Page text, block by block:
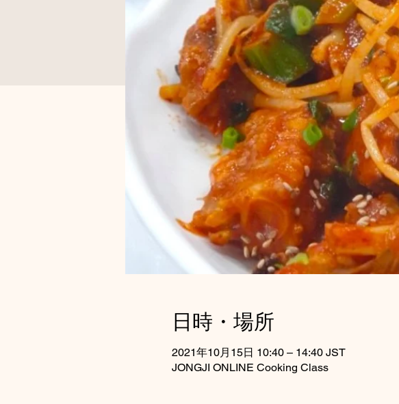
日時・場所
2021年10月15日 10:40 – 14:40 JST
JONGJI ONLINE Cooking Class